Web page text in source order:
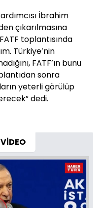
İbrahim
çıkarılmasına
toplantısında
Türkiye’nin
FATF’ın bunu
sonra
yeterli görülüp
dedi.